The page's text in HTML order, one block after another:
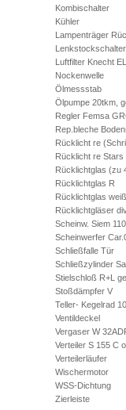
Kombischalter
Kühler
Lampenträger
Luftfilter Knecht
Nockenwelle
Ölmessstab
Ölpumpe 20tkm,
Regler Femsa
Rep.bleche
Rücklicht re
Rücklicht re Stars
Rücklichtglas (zu
Rücklichtglas R
Rücklichtglas
Rücklichtgläser
Scheinw. Siem
Scheinwerfer
Schließfalle Tür
Schließzylinder
Stielschloß R+L
Stoßdämpfer V
Teller- Kegelrad
Ventildeckel
Vergaser W
Verteiler S 155 C
Verteilerläufer
Wischermotor
WSS-Dichtung
Zierleiste